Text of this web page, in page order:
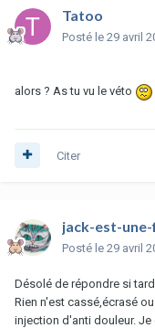
Tatoo
Posté le 29 avril
alors ? As tu vu le véto
Citer
jack-est-
Posté le 29 avril
Désolé de répondre si
Rien n'est cassé,écrasé
injection d'anti douleur.